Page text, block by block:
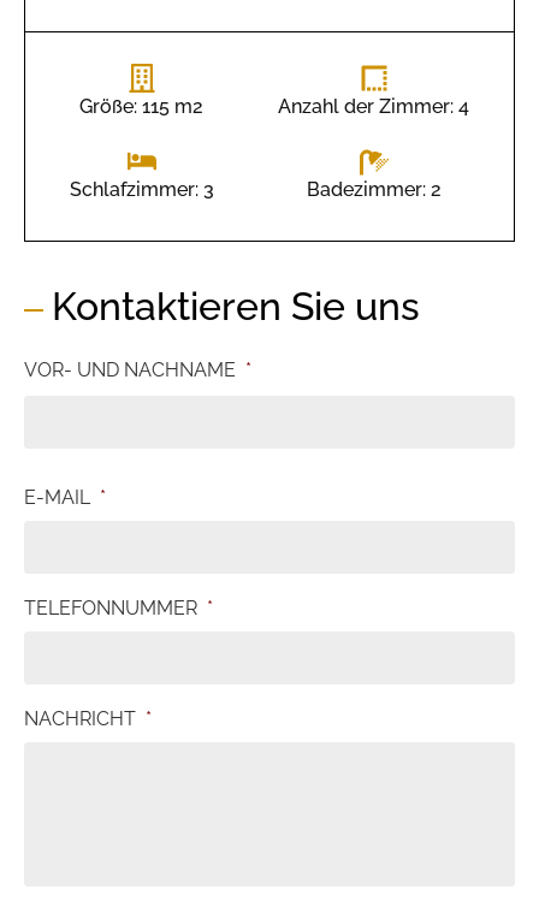
Größe: 115 m2 Anzahl der Zimmer: 4
Schlafzimmer: 3 Badezimmer: 2
Kontaktieren Sie uns
VOR- UND NACHNAME *
E-MAIL *
TELEFONNUMMER *
NACHRICHT *